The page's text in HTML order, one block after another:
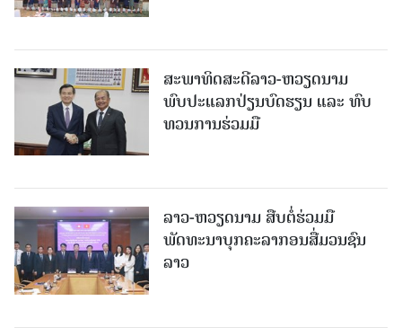
ສະພາທິດສະດີລາວ-ຫວຽດນາມ
ພົບປະແລກປ່ຽນບົດຮຽນ ແລະ ທົບ
ທວນການຮ່ວມມື
ລາວ-ຫວຽດ​ນາມ ສືບ​ຕໍ່​ຮ່ວມ​ມື
ພັດທະນາບຸກຄະລາກອນສື່ມວນຊົນ
ລາວ